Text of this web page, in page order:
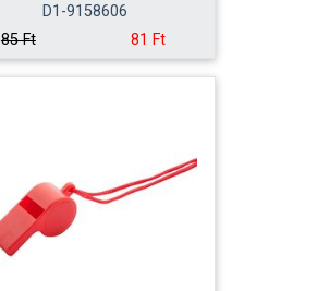
D1-9158606
85 Ft
81 Ft